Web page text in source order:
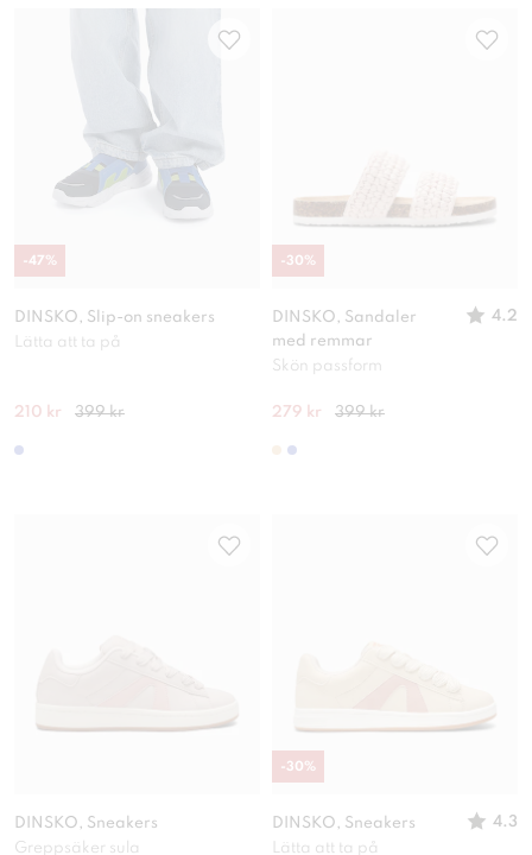
DINSKO, Slip-on sneakers
Lätta att ta på
210 kr 399 kr
-47%
DINSKO, Sandaler
med remmar
4.2
Skön passform
279 kr 399 kr
-30%
DINSKO, Sneakers
Greppsäker sula
DINSKO, Sneakers
4.3
Lätta att ta på
-30%